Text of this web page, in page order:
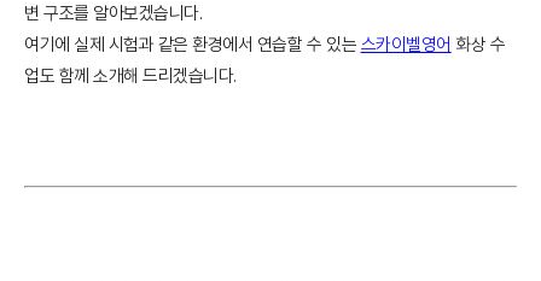
변 구조를 알아보겠습니다.
여기에 실제 시험과 같은 환경에서 연습할 수 있는 스카이벨영어 화상 수
업도 함께 소개해 드리겠습니다.